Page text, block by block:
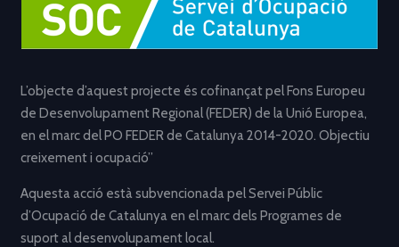
L’objecte d’aquest projecte és cofinançat pel Fons Europeu
de Desenvolupament Regional (FEDER) de la Unió Europea,
en el marc del PO FEDER de Catalunya 2014-2020. Objectiu
creixement i ocupació”
Aquesta acció està subvencionada pel Servei Públic
d’Ocupació de Catalunya en el marc dels Programes de
suport al desenvolupament local.